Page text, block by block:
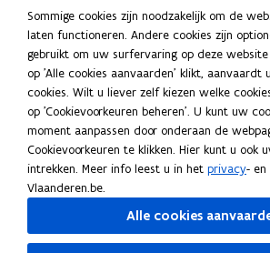
Thema's
Taaladviezen
Spellingregels
Tips voor duidelijke taal
Bekijk ook
Spellingtests
Boek- en webwijzer
Sommige cookies zijn noodzakelijk om de
laten functioneren. Andere cookies zijn
gebruikt om uw surfervaring op deze
op 'Alle cookies aanvaarden' klikt, aanvaardt
cookies. Wilt u liever zelf kiezen welke
op 'Cookievoorkeuren beheren'. U kunt uw
moment aanpassen door onderaan de
Cookievoorkeuren te klikken. Hier kunt u ook
intrekken. Meer info leest u in het privacy- en
Vlaanderen.be.
Alle cookies